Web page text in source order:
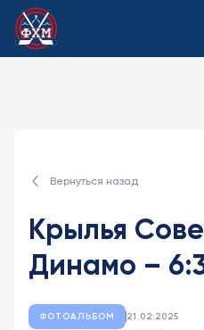
Вернуться назад
Крылья
Динамо –
ФОТОАЛЬБОМ 21.02.2025